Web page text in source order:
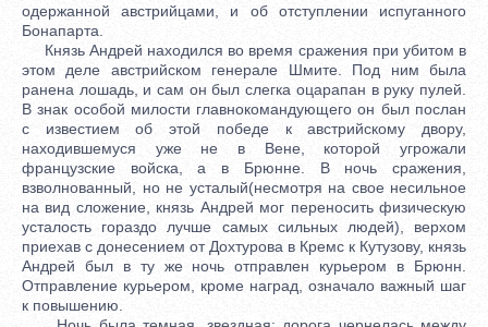
одержанной австрийцами, и об отступлении испуганного
Бонапарта.
Князь Андрей находился во время сражения при убитом в
этом деле австрийском генерале Шмите. Под ним была
ранена лошадь, и сам он был слегка оцарапан в руку пулей.
В знак особой милости главнокомандующего он был послан
с известием об этой победе к австрийскому двору,
находившемуся уже не в Вене, которой угрожали
французские войска, а в Брюнне. В ночь сражения,
взволнованный, но не усталый(несмотря на свое несильное
на вид сложение, князь Андрей мог переносить физическую
усталость гораздо лучше самых сильных людей), верхом
приехав с донесением от Дохтурова в Кремс к Кутузову, князь
Андрей был в ту же ночь отправлен курьером в Брюнн.
Отправление курьером, кроме наград, означало важный шаг
к повышению.